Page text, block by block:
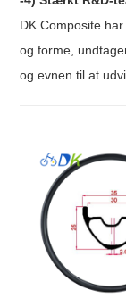
DK Composite
og forme,
og evnen til at